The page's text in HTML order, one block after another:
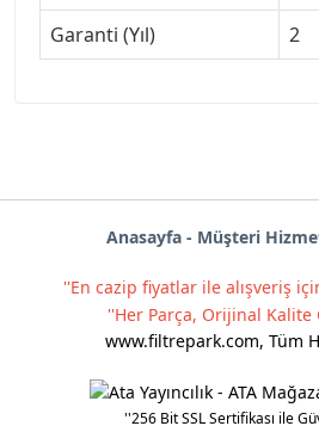
Garanti (Yıl)
2
Anasayfa - Müşteri
''En cazip fiyatlar ile alışveriş
''Her Parça, Orijinal Kalite
www.filtrepark.com, Tüm
''256 Bit SSL Sertifikası ile